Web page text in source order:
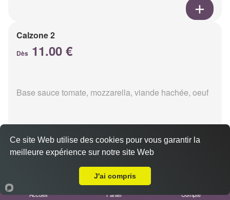
Calzone 2
Dès 11.00 €
Base sauce tomate, mozzarella, viande hachée, oeuf
Accueil Panier Compte
Ce site Web utilise des cookies pour vous garantir la
meilleure expérience sur notre site Web
J'ai compris